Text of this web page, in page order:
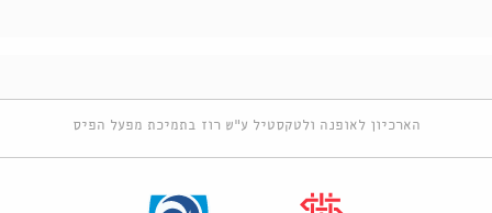
הארכיון לאופנה ולטקסטיל ע"ש רוז בתמיכת מפעל הפיס